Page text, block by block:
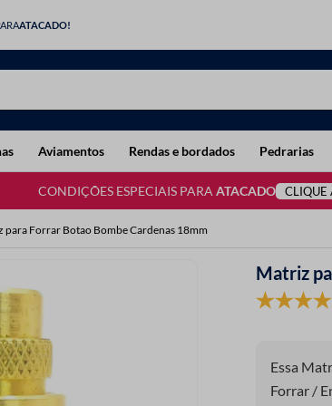
ATACADO!
Aviamentos Rendas e bordados Pedrarias
CONDIÇÕES ESPECIAIS PARA ATACADO CLIQUE
para Forrar Botao Bombe Cardenas 18mm
Matriz
Essa
Forrar /